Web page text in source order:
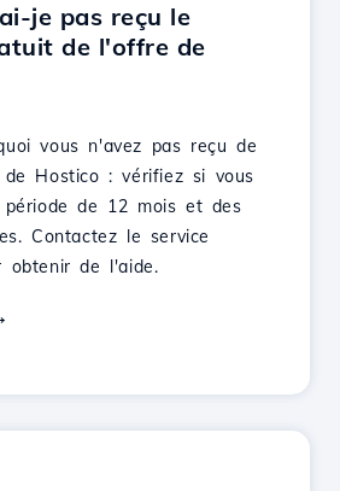
je pas reçu le
de l'offre de
vous n'avez pas reçu de
Hostico : vérifiez si vous
de 12 mois et des
Contactez le service
obtenir de l'aide.